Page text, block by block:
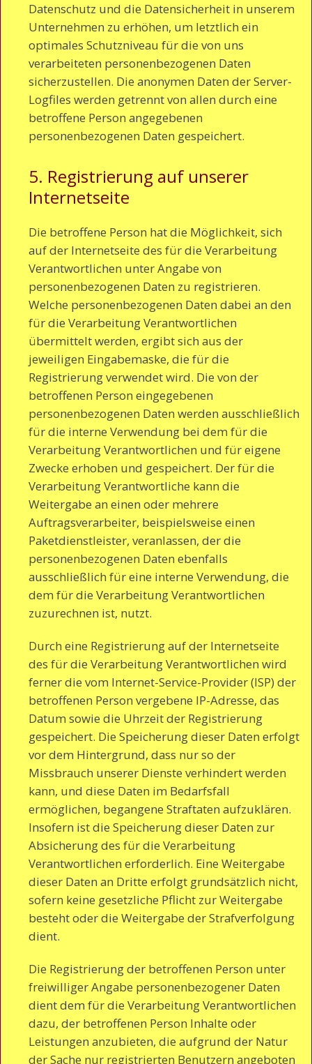
Datenschutz und die Datensicherheit in unserem
Unternehmen zu erhöhen, um letztlich ein
optimales Schutzniveau für die von uns
verarbeiteten personenbezogenen Daten
sicherzustellen. Die anonymen Daten der Server-
Logfiles werden getrennt von allen durch eine
betroffene Person angegebenen
personenbezogenen Daten gespeichert.
5. Registrierung auf unserer
Internetseite
Die betroffene Person hat die Möglichkeit, sich
auf der Internetseite des für die Verarbeitung
Verantwortlichen unter Angabe von
personenbezogenen Daten zu registrieren.
Welche personenbezogenen Daten dabei an den
für die Verarbeitung Verantwortlichen
übermittelt werden, ergibt sich aus der
jeweiligen Eingabemaske, die für die
Registrierung verwendet wird. Die von der
betroffenen Person eingegebenen
personenbezogenen Daten werden ausschließlich
für die interne Verwendung bei dem für die
Verarbeitung Verantwortlichen und für eigene
Zwecke erhoben und gespeichert. Der für die
Verarbeitung Verantwortliche kann die
Weitergabe an einen oder mehrere
Auftragsverarbeiter, beispielsweise einen
Paketdienstleister, veranlassen, der die
personenbezogenen Daten ebenfalls
ausschließlich für eine interne Verwendung, die
dem für die Verarbeitung Verantwortlichen
zuzurechnen ist, nutzt.
Durch eine Registrierung auf der Internetseite
des für die Verarbeitung Verantwortlichen wird
ferner die vom Internet-Service-Provider (ISP) der
betroffenen Person vergebene IP-Adresse, das
Datum sowie die Uhrzeit der Registrierung
gespeichert. Die Speicherung dieser Daten erfolgt
vor dem Hintergrund, dass nur so der
Missbrauch unserer Dienste verhindert werden
kann, und diese Daten im Bedarfsfall
ermöglichen, begangene Straftaten aufzuklären.
Insofern ist die Speicherung dieser Daten zur
Absicherung des für die Verarbeitung
Verantwortlichen erforderlich. Eine Weitergabe
dieser Daten an Dritte erfolgt grundsätzlich nicht,
sofern keine gesetzliche Pflicht zur Weitergabe
besteht oder die Weitergabe der Strafverfolgung
dient.
Die Registrierung der betroffenen Person unter
freiwilliger Angabe personenbezogener Daten
dient dem für die Verarbeitung Verantwortlichen
dazu, der betroffenen Person Inhalte oder
Leistungen anzubieten, die aufgrund der Natur
der Sache nur registrierten Benutzern angeboten